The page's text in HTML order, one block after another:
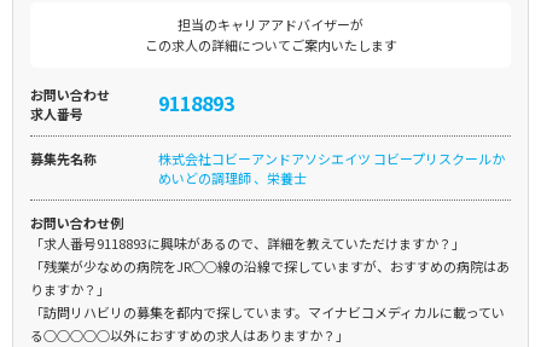
担当のキャリアアドバイザーが
この求人の詳細についてご案内いたします
お問い合わせ
求人番号
9118893
募集先名称
株式会社コビーアンドアソシエイツ コビープリスクールか
めいどの調理師 、栄養士
お問い合わせ例
「求人番号9118893に興味があるので、詳細を教えていただけますか？」
「残業が少なめの病院をJR○○線の沿線で探していますが、おすすめの病院はあ
りますか？」
「訪問リハビリの募集を都内で探しています。マイナビコメディカルに載ってい
る○○○○○以外におすすめの求人はありますか？」